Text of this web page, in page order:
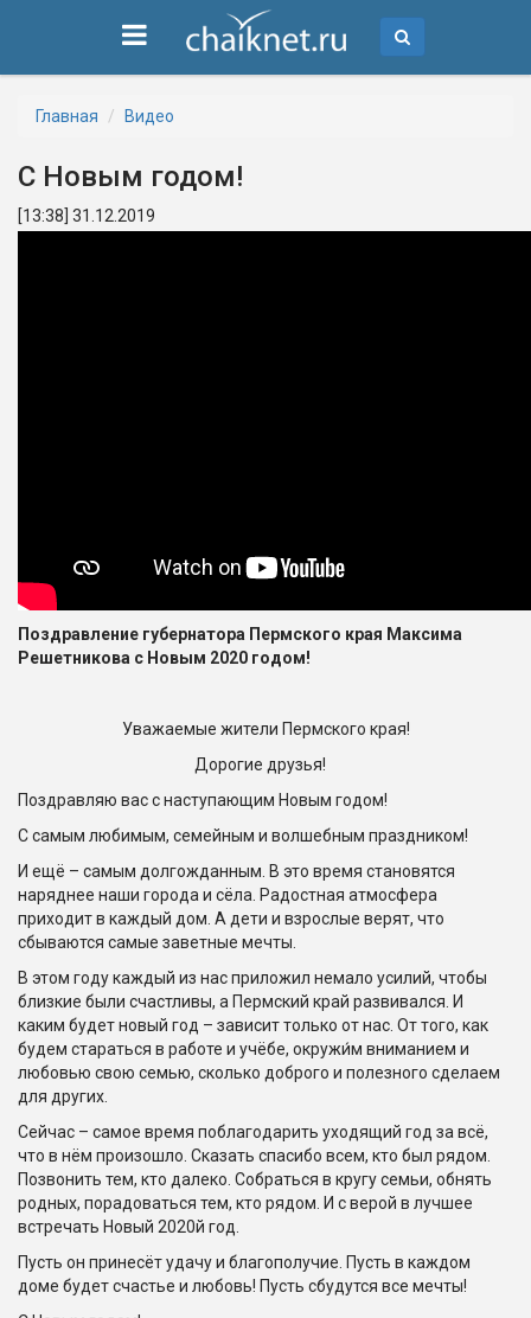
Главная Видео
С Новым годом!
[13:38] 31.12.2019
Поздравление губернатора Пермского края Максима
Решетникова с Новым 2020 годом!
Уважаемые жители Пермского края!
Дорогие друзья!
Поздравляю вас с наступающим Новым годом!
С самым любимым, семейным и волшебным праздником!
И ещё – самым долгожданным. В это время становятся
наряднее наши города и сёла. Радостная атмосфера
приходит в каждый дом. А дети и взрослые верят, что
сбываются самые заветные мечты.
В этом году каждый из нас приложил немало усилий, чтобы
близкие были счастливы, а Пермский край развивался. И
каким будет новый год – зависит только от нас. От того, как
будем стараться в работе и учёбе, окружи́м вниманием и
любовью свою семью, сколько доброго и полезного сделаем
для других.
Сейчас – самое время поблагодарить уходящий год за всё,
что в нём произошло. Сказать спасибо всем, кто был рядом.
Позвонить тем, кто далеко. Собраться в кругу семьи, обнять
родных, порадоваться тем, кто рядом. И с верой в лучшее
встречать Новый 2020й год.
Пусть он принесёт удачу и благополучие. Пусть в каждом
доме будет счастье и любовь! Пусть сбудутся все мечты!